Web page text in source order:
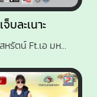
เจ็บละเนาะ
เพชร สหรัตน์ Ft.เอ มหาหิงค์